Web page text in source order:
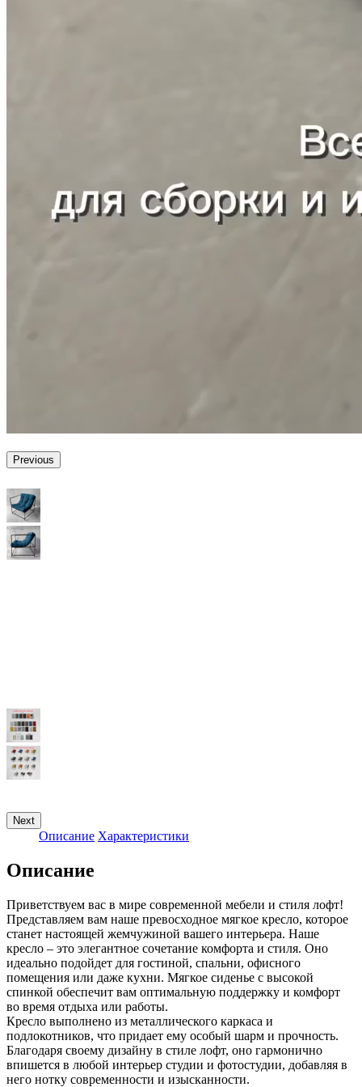
Previous
Next
Описание Характеристики
Описание
Приветствуем вас в мире современной мебели и стиля лофт!
Представляем вам наше превосходное мягкое кресло, которое
станет настоящей жемчужиной вашего интерьера. Наше
кресло – это элегантное сочетание комфорта и стиля. Оно
идеально подойдет для гостиной, спальни, офисного
помещения или даже кухни. Мягкое сиденье с высокой
спинкой обеспечит вам оптимальную поддержку и комфорт
во время отдыха или работы.
Кресло выполнено из металлического каркаса и
подлокотников, что придает ему особый шарм и прочность.
Благодаря своему дизайну в стиле лофт, оно гармонично
впишется в любой интерьер студии и фотостудии, добавляя в
него нотку современности и изысканности.